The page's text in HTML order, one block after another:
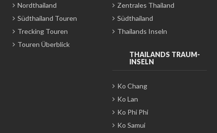
Nordthailand
Südthailand Touren
Trecking Touren
Touren Überblick
Zentrales Thailand
Südthailand
Thailands Inseln
THAILANDS TRAUM-
INSELN
Ko Chang
Ko Lan
Ko Phi Phi
Ko Samui